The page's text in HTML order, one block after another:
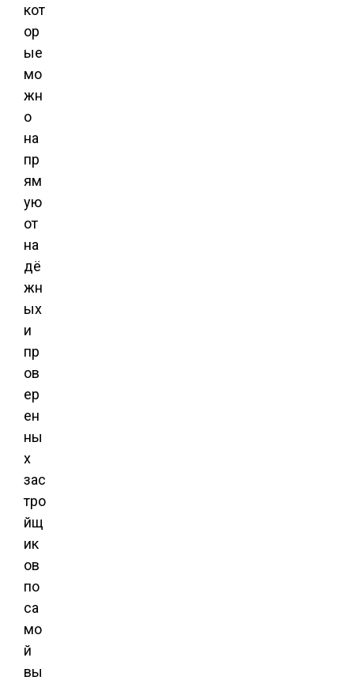
кот
ор
ые
мо
жн
о
на
пр
ям
ую
от
на
дё
жн
ых
и
пр
ов
ер
ен
ны
х
зас
тро
йщ
ик
ов
по
са
мо
й
вы